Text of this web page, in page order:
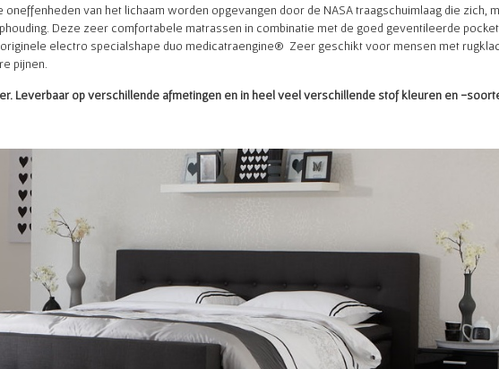
van het lichaam worden opgevangen door de NASA traagschuimlaag die zich,
Deze zeer comfortabele matrassen in combinatie met de goed geventileerde
electro specialshape duo medicatraengine® Zeer geschikt voor mensen met
pijnen.
Leverbaar op verschillende afmetingen en in heel veel verschillende stof kleuren en -